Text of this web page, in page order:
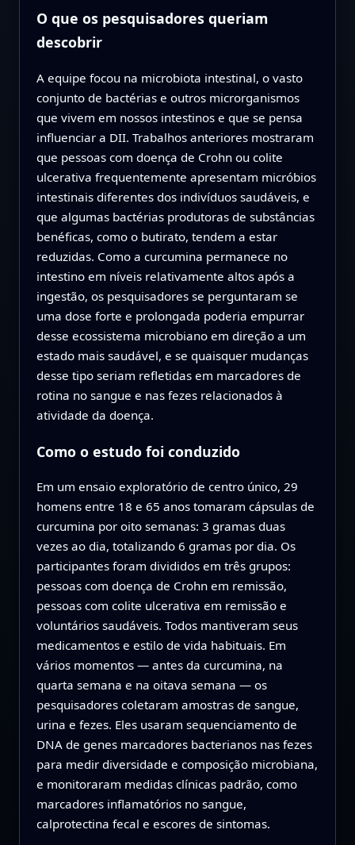
O que os pesquisadores queriam
descobrir
A equipe focou na microbiota intestinal, o vasto
conjunto de bactérias e outros microrganismos
que vivem em nossos intestinos e que se pensa
influenciar a DII. Trabalhos anteriores mostraram
que pessoas com doença de Crohn ou colite
ulcerativa frequentemente apresentam micróbios
intestinais diferentes dos indivíduos saudáveis, e
que algumas bactérias produtoras de substâncias
benéficas, como o butirato, tendem a estar
reduzidas. Como a curcumina permanece no
intestino em níveis relativamente altos após a
ingestão, os pesquisadores se perguntaram se
uma dose forte e prolongada poderia empurrar
desse ecossistema microbiano em direção a um
estado mais saudável, e se quaisquer mudanças
desse tipo seriam refletidas em marcadores de
rotina no sangue e nas fezes relacionados à
atividade da doença.
Como o estudo foi conduzido
Em um ensaio exploratório de centro único, 29
homens entre 18 e 65 anos tomaram cápsulas de
curcumina por oito semanas: 3 gramas duas
vezes ao dia, totalizando 6 gramas por dia. Os
participantes foram divididos em três grupos:
pessoas com doença de Crohn em remissão,
pessoas com colite ulcerativa em remissão e
voluntários saudáveis. Todos mantiveram seus
medicamentos e estilo de vida habituais. Em
vários momentos — antes da curcumina, na
quarta semana e na oitava semana — os
pesquisadores coletaram amostras de sangue,
urina e fezes. Eles usaram sequenciamento de
DNA de genes marcadores bacterianos nas fezes
para medir diversidade e composição microbiana,
e monitoraram medidas clínicas padrão, como
marcadores inflamatórios no sangue,
calprotectina fecal e escores de sintomas.